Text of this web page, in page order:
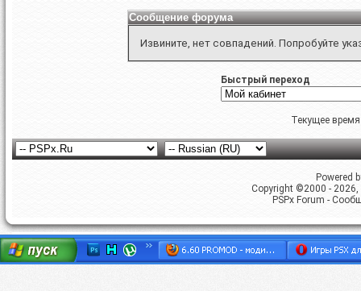
Сообщение форума
Извините, нет совпадений. Попробуйте
Быстрый переход
Текущее
Powered
Copyright ©2000 -
PSPx Forum -